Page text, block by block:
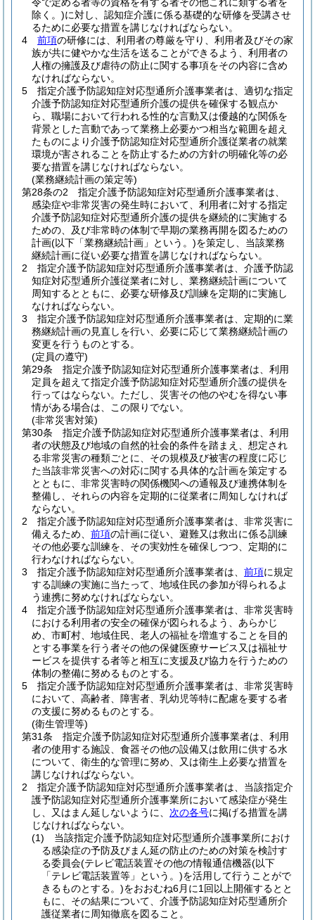
除く。)に対し、認知症介護に係る基礎的な研修を受講させ
るために必要な措置を講じなければならない。
4
前項の研修には、利用者の尊厳を守り、利用者及びその家
族が共に健やかな生活を送ることができるよう、利用者の
人権の擁護及び虐待の防止に関する事項をその内容に含め
なければならない。
5
指定介護予防認知症対応型通所介護事業者は、適切な指定
介護予防認知症対応型通所介護の提供を確保する観点か
ら、職場において行われる性的な言動又は優越的な関係を
背景とした言動であって業務上必要かつ相当な範囲を超え
たものにより介護予防認知症対応型通所介護従業者の就業
環境が害されることを防止するための方針の明確化等の必
要な措置を講じなければならない。
(業務継続計画の策定等)
第28条の2
指定介護予防認知症対応型通所介護事業者は、
感染症や非常災害の発生時において、利用者に対する指定
介護予防認知症対応型通所介護の提供を継続的に実施する
ための、及び非常時の体制で早期の業務再開を図るための
計画(以下「業務継続計画」という。)を策定し、当該業務
継続計画に従い必要な措置を講じなければならない。
2
指定介護予防認知症対応型通所介護事業者は、介護予防認
知症対応型通所介護従業者に対し、業務継続計画について
周知するとともに、必要な研修及び訓練を定期的に実施し
なければならない。
3
指定介護予防認知症対応型通所介護事業者は、定期的に業
務継続計画の見直しを行い、必要に応じて業務継続計画の
変更を行うものとする。
(定員の遵守)
第29条
指定介護予防認知症対応型通所介護事業者は、利用
定員を超えて指定介護予防認知症対応型通所介護の提供を
行ってはならない。 ただし、災害その他のやむを得ない事
情がある場合は、この限りでない。
(非常災害対策)
第30条
指定介護予防認知症対応型通所介護事業者は、利用
者の状態及び地域の自然的社会的条件を踏まえ、想定され
る非常災害の種類ごとに、その規模及び被害の程度に応じ
た当該非常災害への対応に関する具体的な計画を策定する
とともに、非常災害時の関係機関への通報及び連携体制を
整備し、それらの内容を定期的に従業者に周知しなければ
ならない。
2
指定介護予防認知症対応型通所介護事業者は、非常災害に
備えるため、 前項の計画に従い、避難又は救出に係る訓練
その他必要な訓練を、その実効性を確保しつつ、定期的に
行わなければならない。
3
指定介護予防認知症対応型通所介護事業者は、 前項に規定
する訓練の実施に当たって、地域住民の参加が得られるよ
う連携に努めなければならない。
4
指定介護予防認知症対応型通所介護事業者は、非常災害時
における利用者の安全の確保が図られるよう、あらかじ
め、市町村、地域住民、老人の福祉を増進することを目的
とする事業を行う者その他の保健医療サービス又は福祉サ
ービスを提供する者等と相互に支援及び協力を行うための
体制の整備に努めるものとする。
5
指定介護予防認知症対応型通所介護事業者は、非常災害時
において、高齢者、障害者、乳幼児等特に配慮を要する者
の支援に努めるものとする。
(衛生管理等)
第31条
指定介護予防認知症対応型通所介護事業者は、利用
者の使用する施設、食器その他の設備又は飲用に供する水
について、衛生的な管理に努め、又は衛生上必要な措置を
講じなければならない。
2
指定介護予防認知症対応型通所介護事業者は、当該指定介
護予防認知症対応型通所介護事業所において感染症が発生
し、又はまん延しないように、 次の各号に掲げる措置を講
じなければならない。
(1)
当該指定介護予防認知症対応型通所介護事業所におけ
る感染症の予防及びまん延の防止のための対策を検討す
る委員会(テレビ電話装置その他の情報通信機器(以下
「テレビ電話装置等」という。)を活用して行うことがで
きるものとする。)をおおむね6月に1回以上開催するとと
もに、その結果について、介護予防認知症対応型通所介
護従業者に周知徹底を図ること。